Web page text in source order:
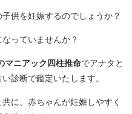
供を妊娠するのでしょうか？
っていませんか？
マニアック四柱推命でアナタと
診断で鑑定いたします。
に、赤ちゃんが妊娠しやすく